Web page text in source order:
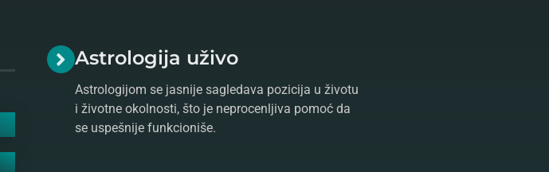
Astrologija uživo
Astrologijom se jasnije sagledava pozicija u životu
i životne okolnosti, što je neprocenljiva pomoć da
se uspešnije funkcioniše.